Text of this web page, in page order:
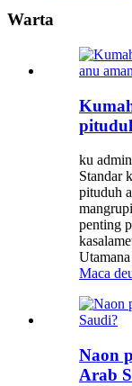
Warta
ku
Standar
pituduh
penting
Maca
Naon
Arab